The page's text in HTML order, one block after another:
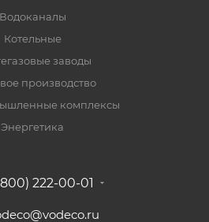
Водоканалы
Котельные
заводы
производство
комплексы
Энергетика
222-00-01